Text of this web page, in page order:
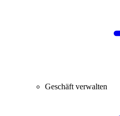
Geschäft verwalten